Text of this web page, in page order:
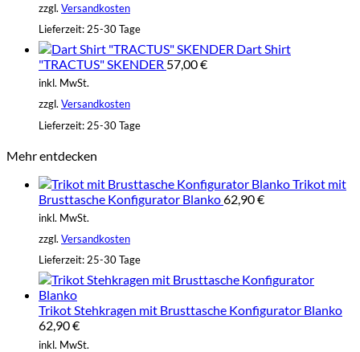
zzgl. Versandkosten
Lieferzeit: 25-30 Tage
Dart Shirt
"TRACTUS" SKENDER 57,00€
inkl. MwSt.
zzgl. Versandkosten
Lieferzeit: 25-30 Tage
Mehr entdecken
Trikot mit
Brusttasche Konfigurator Blanko62,90€
inkl. MwSt.
zzgl. Versandkosten
Lieferzeit:25-30 Tage
Trikot Stehkragen mit Brusttasche Konfigurator Blanko
62,90€
inkl. MwSt.